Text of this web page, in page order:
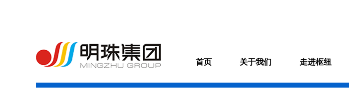
首页 关于我们 走进枢纽